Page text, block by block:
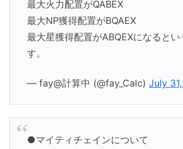
最大火力配置がQABEX
最大NP獲得配置がBQAEX
最大星獲得配置がABQEXになるとい
す。
— fay@計算中 (@fay_Calc) July
●マイティチェインについて